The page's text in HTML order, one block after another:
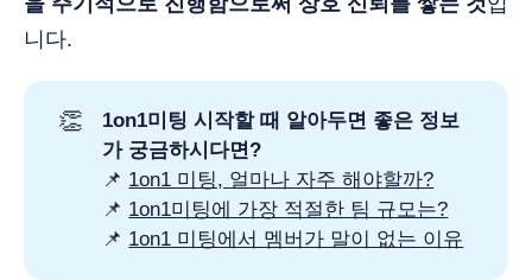
니다.
👏
1on1미팅 시작할 때 알아두면 좋은 정보
가 궁금하시다면?
📌 1on1 미팅, 얼마나 자주 해야할까?
📌 1on1미팅에 가장 적절한 팀 규모는?
📌 1on1 미팅에서 멤버가 말이 없는 이유